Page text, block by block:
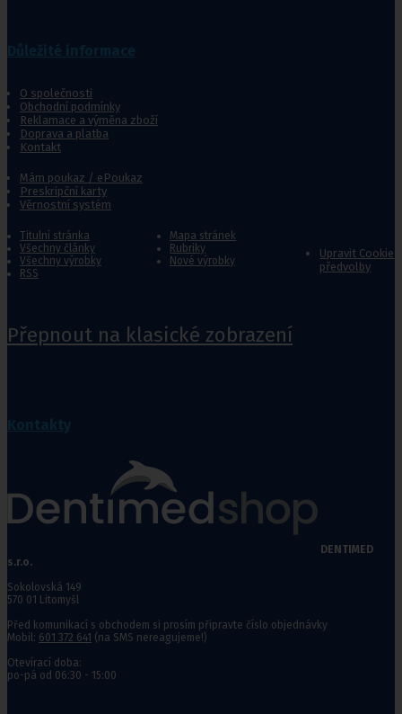
O společnosti
Obchodní podmínky
Reklamace a výměna zboží
Doprava a platba
Kontakt
Mám poukaz / ePoukaz
Preskripční karty
Věrnostní systém
Titulní stránka
Mapa stránek
Všechny články
Rubriky
Všechny výrobky
Nové výrobky
RSS
Upravit Cookie
předvolby
Přepnout na klasické zobrazení
DENTIMED
s.r.o.
Sokolovská 149
570 01 Litomyšl
Před komunikací s obchodem si prosím připravte číslo objednávky
Mobil: 601 372 641 (na SMS nereagujeme!)
Otevírací doba:
po-pá od 06:30 - 15:00